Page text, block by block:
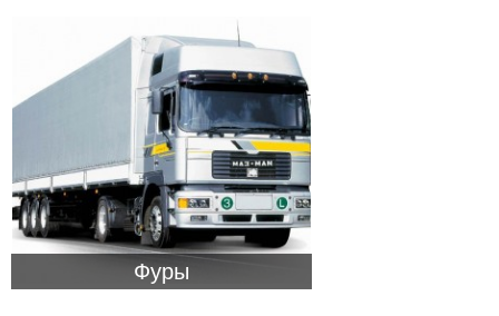
Фуры